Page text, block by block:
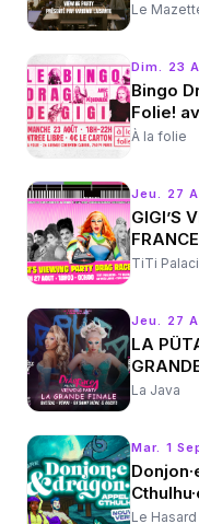
Le
Dim. 23
Bingo
Folie!
À la folie
Jeu. 27
GIGI’S
TiTi
Jeu. 27
LA
La Java
Mar. 1
Le